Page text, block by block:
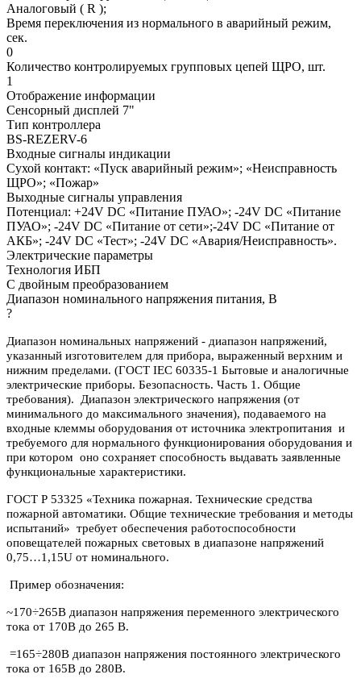
Аналоговый ( R );
Время переключения из нормального в аварийный режим,
сек.
0
Количество контролируемых групповых цепей ЩРО, шт.
1
Отображение информации
Сенсорный дисплей 7"
Тип контроллера
BS-REZERV-6
Входные сигналы индикации
Сухой контакт: «Пуск аварийный режим»; «Неисправность
ЩРО»; «Пожар»
Выходные сигналы управления
Потенциал: +24V DC «Питание ПУАО»; -24V DC «Питание
ПУАО»; -24V DC «Питание от сети»;-24V DC «Питание от
АКБ»; -24V DC «Тест»; -24V DC «Авария/Неисправность».
Электрические параметры
Технология ИБП
С двойным преобразованием
Диапазон номинального напряжения питания, В
?
Диапазон номинальных напряжений - диапазон напряжений,
указанный изготовителем для прибора, выраженный верхним и
нижним пределами. (ГОСТ IEC 60335-1 Бытовые и аналогичные
электрические приборы. Безопасность. Часть 1. Общие
требования). Диапазон электрического напряжения (от
минимального до максимального значения), подаваемого на
входные клеммы оборудования от источника электропитания и
требуемого для нормального функционирования оборудования и
при котором оно сохраняет способность выдавать заявленные
функциональные характеристики.
ГОСТ Р 53325 «Техника пожарная. Технические средства
пожарной автоматики. Общие технические требования и методы
испытаний» требует обеспечения работоспособности
оповещателей пожарных световых в диапазоне напряжений
0,75…1,15U от номинального.
Пример обозначения:
~170÷265В диапазон напряжения переменного электрического
тока от 170В до 265 В.
=165÷280В диапазон напряжения постоянного электрического
тока от 165В до 280В.